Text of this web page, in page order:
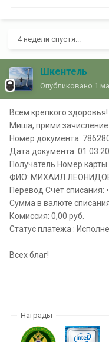
4 недели спустя...
Шкентель
Опубликовано 1
Всем крепкого здоровья!
Миша, прими зачисление:
Номер документа:
Дата документа:
Получатель Номер карты
ФИО: МИХАИЛ
Перевод Счет списания:
Сумма в валюте
Комиссия: 0,00 руб.
Статус платежа :
Всех благ!
Награды